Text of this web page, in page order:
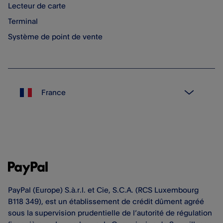
Lecteur de carte
Terminal
Système de point de vente
PayPal (Europe) S.à.r.l. et Cie, S.C.A. (RCS Luxembourg
B118 349), est un établissement de crédit dûment agréé
sous la supervision prudentielle de l’autorité de régulation